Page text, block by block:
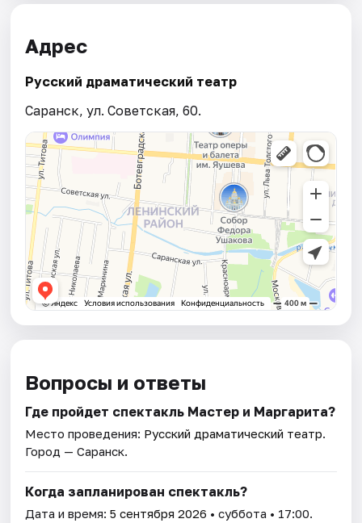
Адрес
Русский драматический театр
Саранск, ул. Советская, 60.
Вопросы и ответы
Где пройдет спектакль Мастер и Маргарита?
Место проведения: Русский драматический театр.
Город — Саранск.
Когда запланирован спектакль?
Дата и время:5 сентября 2026 • суббота • 17:00.